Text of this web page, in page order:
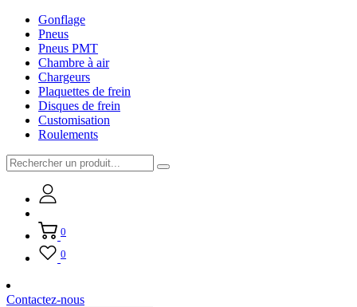
Gonflage
Pneus
Pneus PMT
Chambre à air
Chargeurs
Plaquettes de frein
Disques de frein
Customisation
Roulements
0
0
Contactez-nous